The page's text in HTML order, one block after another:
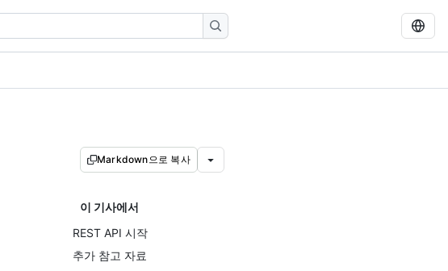
Markdown으로 복사
이 기사에서
REST API 시작
추가 참고 자료